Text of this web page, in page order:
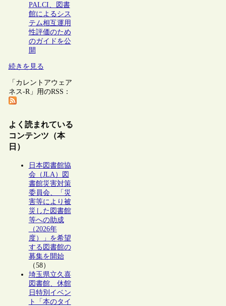
PALCI、図書
館によるシス
テム相互運用
性評価のため
のガイドを公
開
続きを見る
「カレントアウェア
ネス-R」用のRSS：
よく読まれている
コンテンツ（本
日）
日本図書館協
会（JLA）図
書館災害対策
委員会、「災
害等により被
災した図書館
等への助成
（2026年
度）」を希望
する図書館の
募集を開始
（58）
埼玉県立久喜
図書館、休館
日特別イベン
ト「本のタイ